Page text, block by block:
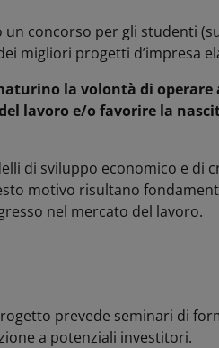
concorso per gli studenti
migliori progetti d’impresa
la volontà di operare
lavoro e/o favorire la
di sviluppo economico e di
motivo risultano
nel mercato del lavoro.
prevede seminari di
a potenziali investitori.